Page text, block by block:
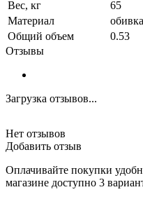
Вес, кг
65
Материал
Общий объем
0.53
Отзывы
Загрузка отзывов...
Нет отзывов
Добавить отзыв
Оплачивайте покупки
магазине доступно 3